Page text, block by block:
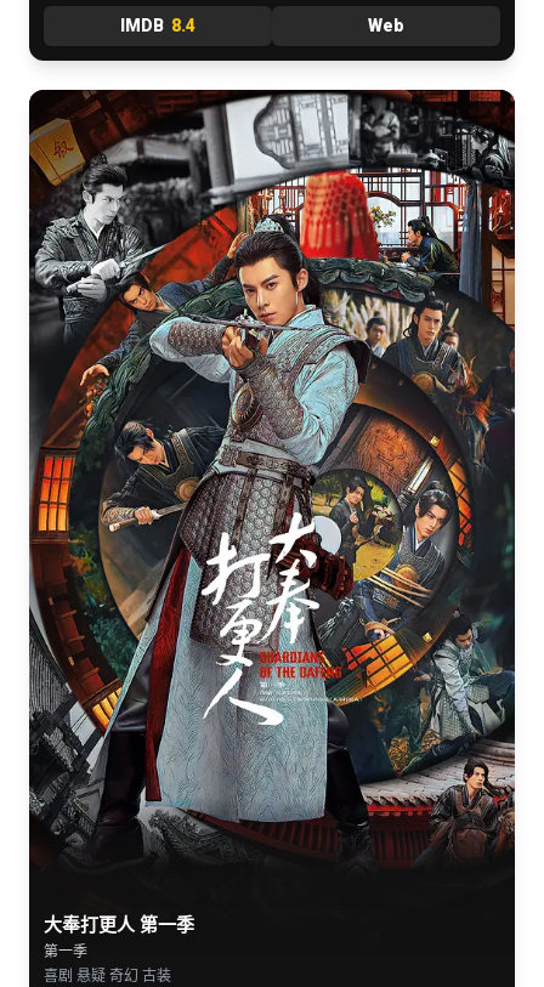
IMDB 8.4 Web
大奉打更人 第一季
第一季
喜剧 悬疑 奇幻 古装